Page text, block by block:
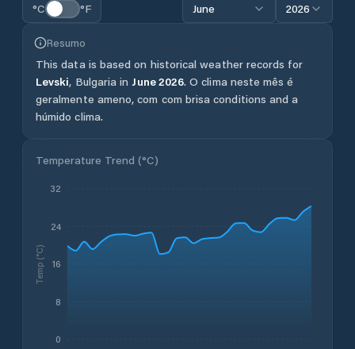
°C °F June 2026
Resumo
This data is based on historical weather records for
Levski, Bulgaria in June2026.O clima neste mês é
geralmente ameno, com com brisa conditions and a
húmido clima.
Temperature Trend (°C)
0
8
16
24
32
Temp (°C)